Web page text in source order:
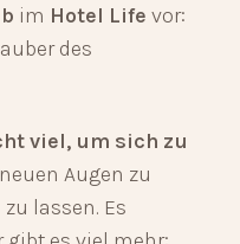
im Hotel Life vor:
des
viel, um sich zu
Augen zu
lassen. Es